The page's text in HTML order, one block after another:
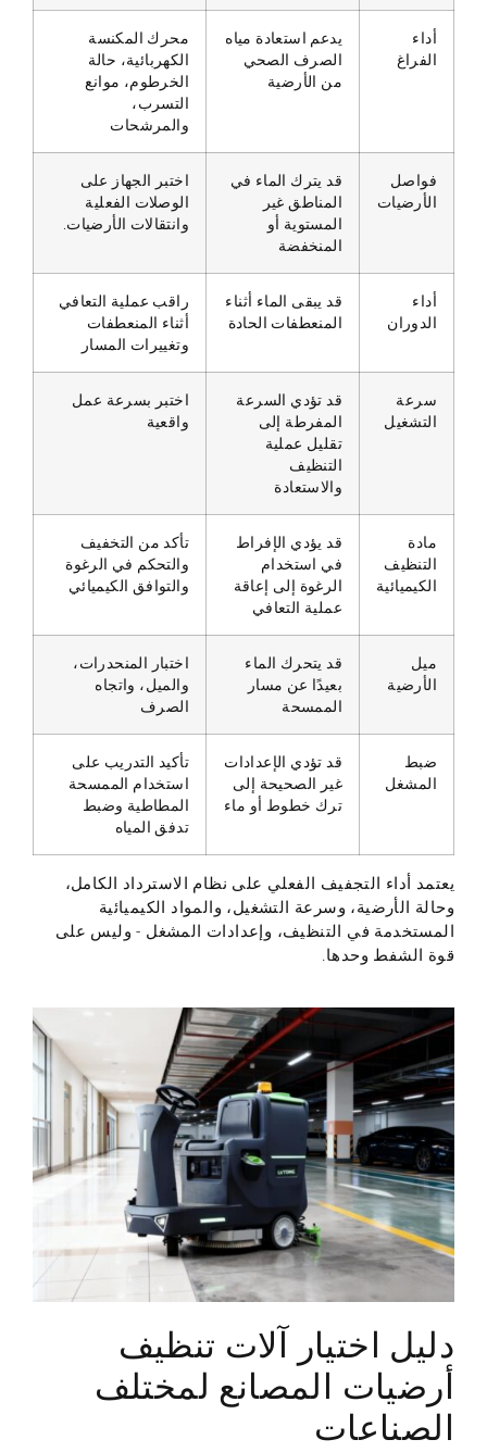
أداء
الفراغ
يدعم استعادة مياه
الصرف الصحي
من الأرضية
محرك المكنسة
الكهربائية، حالة
الخرطوم، موانع
التسرب،
والمرشحات
فواصل
الأرضيات
قد يترك الماء في
المناطق غير
المستوية أو
المنخفضة
اختبر الجهاز على
الوصلات الفعلية
وانتقالات الأرضيات.
أداء
الدوران
قد يبقى الماء أثناء
المنعطفات الحادة
راقب عملية التعافي
أثناء المنعطفات
وتغييرات المسار
سرعة
التشغيل
قد تؤدي السرعة
المفرطة إلى
تقليل عملية
التنظيف
والاستعادة
اختبر بسرعة عمل
واقعية
مادة
التنظيف
الكيميائية
قد يؤدي الإفراط
في استخدام
الرغوة إلى إعاقة
عملية التعافي
تأكد من التخفيف
والتحكم في الرغوة
والتوافق الكيميائي
ميل
الأرضية
قد يتحرك الماء
بعيدًا عن مسار
الممسحة
اختبار المنحدرات،
والميل، واتجاه
الصرف
ضبط
المشغل
قد تؤدي الإعدادات
غير الصحيحة إلى
ترك خطوط أو ماء
تأكيد التدريب على
استخدام الممسحة
المطاطية وضبط
تدفق المياه
يعتمد أداء التجفيف الفعلي على نظام الاسترداد الكامل،
وحالة الأرضية، وسرعة التشغيل، والمواد الكيميائية
المستخدمة في التنظيف، وإعدادات المشغل - وليس على
قوة الشفط وحدها.
دليل اختيار آلات تنظيف
أرضيات المصانع لمختلف
الصناعات